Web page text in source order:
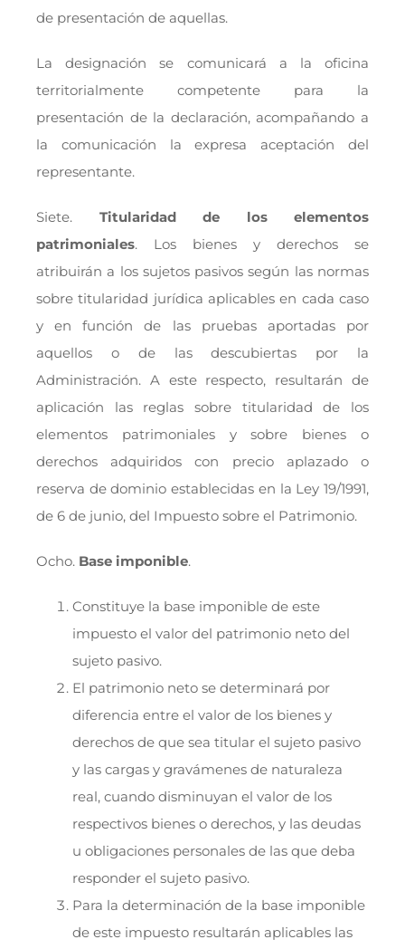
de presentación de aquellas.
La designación se comunicará a la oficina
territorialmente competente para la
presentación de la declaración, acompañando a
la comunicación la expresa aceptación del
representante.
Siete. Titularidad de los elementos
patrimoniales. Los bienes y derechos se
atribuirán a los sujetos pasivos según las normas
sobre titularidad jurídica aplicables en cada caso
y en función de las pruebas aportadas por
aquellos o de las descubiertas por la
Administración. A este respecto, resultarán de
aplicación las reglas sobre titularidad de los
elementos patrimoniales y sobre bienes o
derechos adquiridos con precio aplazado o
reserva de dominio establecidas en la Ley 19/1991,
de 6 de junio, del Impuesto sobre el Patrimonio.
Ocho. Base imponible.
Constituye la base imponible de este
impuesto el valor del patrimonio neto del
sujeto pasivo.
El patrimonio neto se determinará por
diferencia entre el valor de los bienes y
derechos de que sea titular el sujeto pasivo
y las cargas y gravámenes de naturaleza
real, cuando disminuyan el valor de los
respectivos bienes o derechos, y las deudas
u obligaciones personales de las que deba
responder el sujeto pasivo.
Para la determinación de la base imponible
de este impuesto resultarán aplicables las